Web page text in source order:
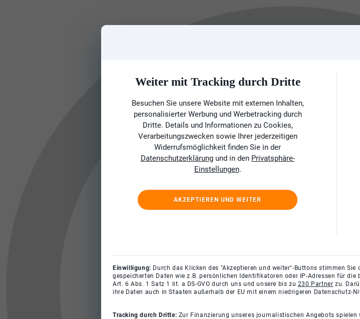
Weiter mit Tracking durch Dritte
Besuchen Sie unsere Website mit externen Inhalten,
personalisierter Werbung und Werbetracking durch
Dritte. Details und Informationen zu Cookies,
Verarbeitungszwecken sowie Ihrer jederzeitigen
Widerrufsmöglichkeit finden Sie in der
Datenschutzerklärungund in den Privatsphäre-
Einstellungen.
AKZEPTIEREN UND WEITER
Einwilligung: Durch das Klicken des "Akzeptieren und weiter"-Buttons stimmen
gespeicherten Daten wie z.B. persönlichen Identifikatoren oder IP-Adressen für die
Art. 6 Abs. 1 Satz 1 lit. a DS-GVO durch uns und unsere bis zu 230 Partner zu.
ihre Daten auch in Staaten außerhalb der EU mit einem niedrigeren Datenschutz-
Tracking durch Dritte: Zur Finanzierung unseres journalistischen Angebots